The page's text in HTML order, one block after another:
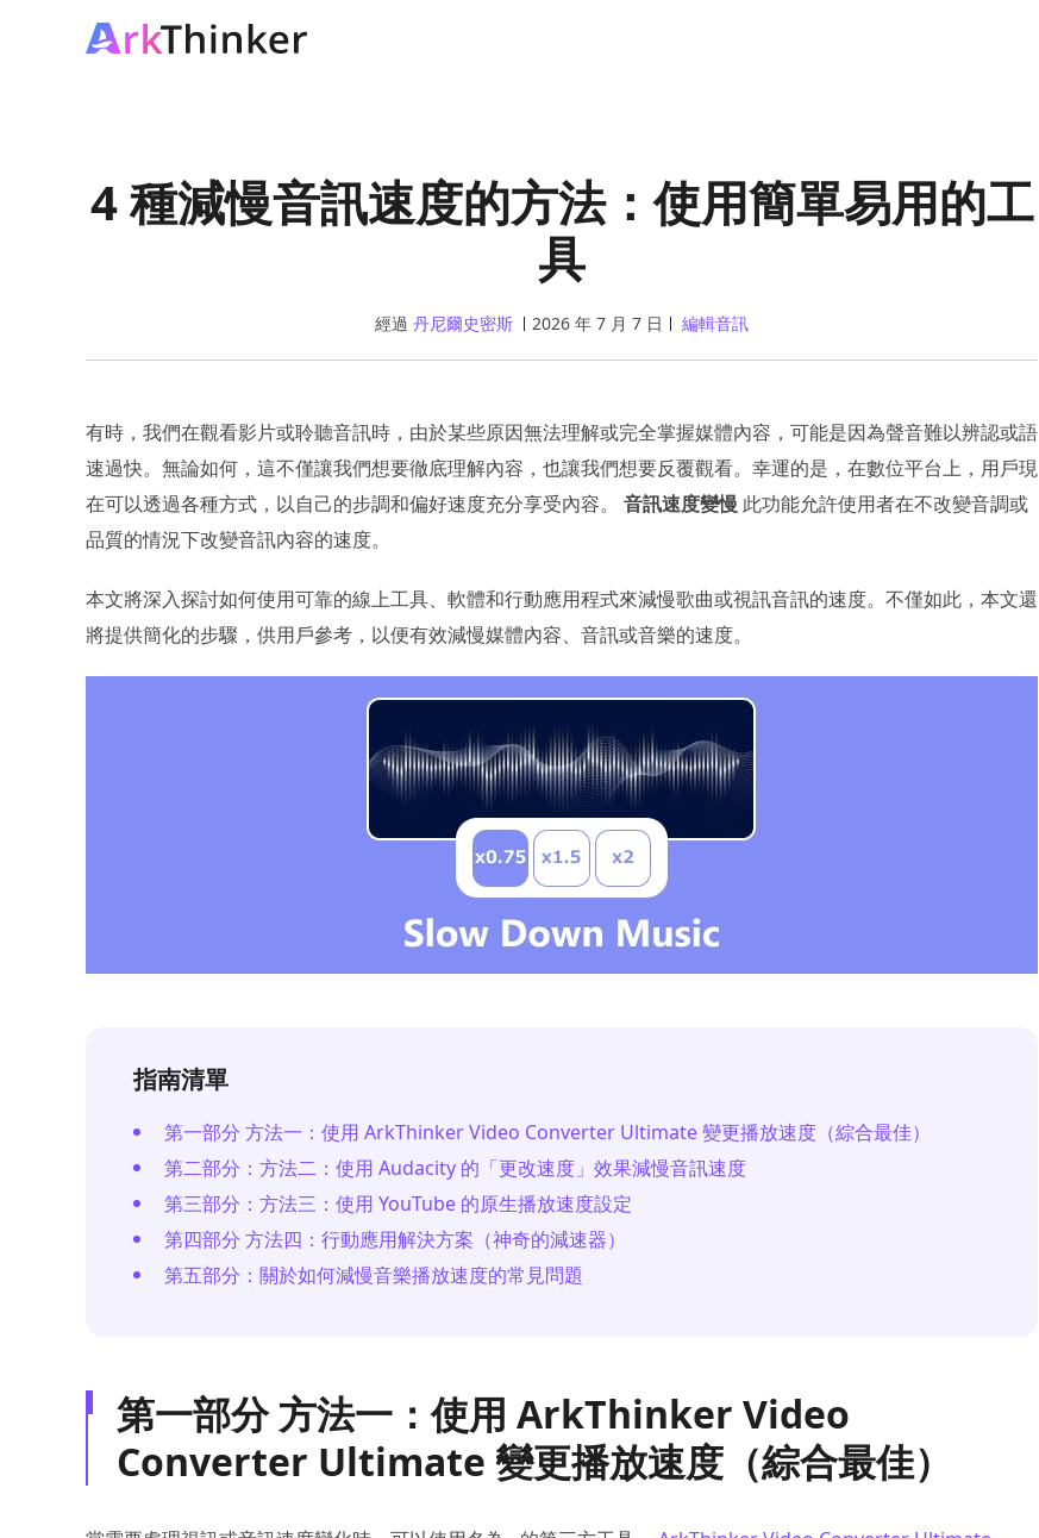
4 種減慢音訊速度的方法：使用簡單易用的工
具
經過 丹尼爾史密斯 2026 年 7 月 7 日 編輯音訊
有時，我們在觀看影片或聆聽音訊時，由於某些原因無法理解或完全掌握媒體內容，可能是因為聲音難以辨認或語
速過快。無論如何，這不僅讓我們想要徹底理解內容，也讓我們想要反覆觀看。幸運的是，在數位平台上，用戶現
在可以透過各種方式，以自己的步調和偏好速度充分享受內容。 音訊速度變慢 此功能允許使用者在不改變音調或
品質的情況下改變音訊內容的速度。
本文將深入探討如何使用可靠的線上工具、軟體和行動應用程式來減慢歌曲或視訊音訊的速度。不僅如此，本文還
將提供簡化的步驟，供用戶參考，以便有效減慢媒體內容、音訊或音樂的速度。
指南清單
第一部分 方法一：使用 ArkThinker Video Converter Ultimate 變更播放速度（綜合最佳）
第二部分：方法二：使用 Audacity 的「更改速度」效果減慢音訊速度
第三部分：方法三：使用 YouTube 的原生播放速度設定
第四部分 方法四：行動應用解決方案（神奇的減速器）
第五部分：關於如何減慢音樂播放速度的常見問題
第一部分 方法一：使用 ArkThinker Video
Converter Ultimate 變更播放速度（綜合最佳）